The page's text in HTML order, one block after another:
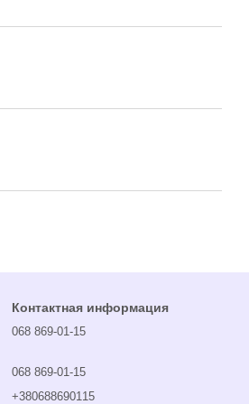
Контактная информация
068 869-01-15
068 869-01-15
+380688690115